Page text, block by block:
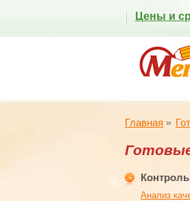
Цены и
Главная
Анализ